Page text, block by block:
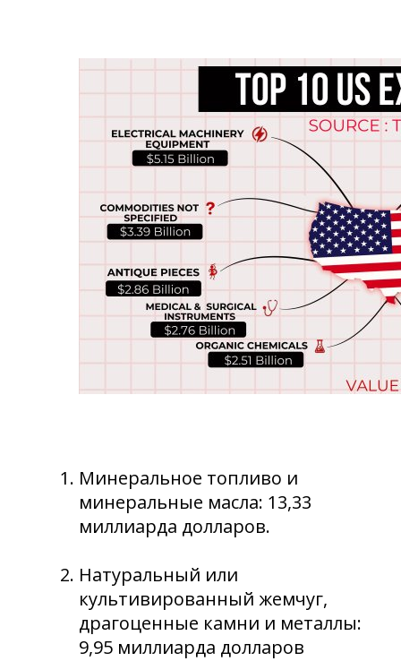
Минеральное топливо и
минеральные масла: 13,33
миллиарда долларов.
Натуральный или
культивированный жемчуг,
драгоценные камни и металлы:
9,95 миллиарда долларов